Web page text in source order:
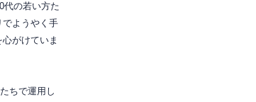
代の若い方た
でようやく手
がけていま
ちで運用し